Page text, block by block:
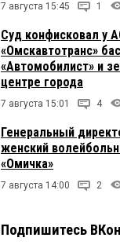
7 августа 15:45 1
Суд конфисковал у
«Омскавтотранс»
«Автомобилист» и
центре города
7 августа 15:01 4
Генеральный
женский
«Омичка»
7 августа 14:00 2
Подпишитесь